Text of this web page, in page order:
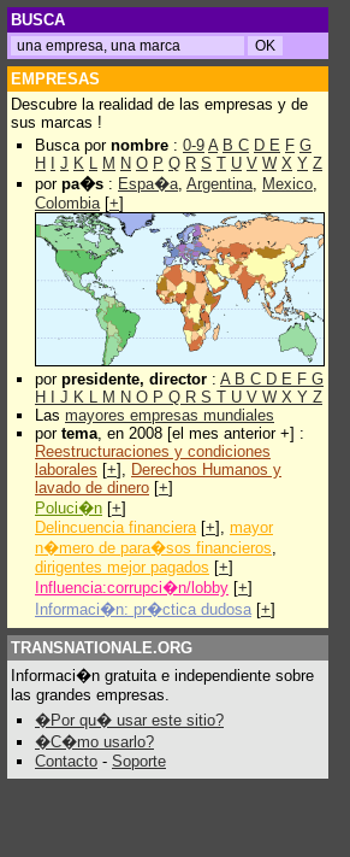
BUSCA
EMPRESAS
Descubre la realidad de las empresas y de
sus marcas !
Busca por nombre : 0-9 A B C D E F G
H
J K L M N O P Q R S T U V W X Y Z
por pa�s : Espa�a, Argentina, Mexico,
Colombia[+]
por presidente, director : A B C D E F G
H
J K L M N O P Q R S T U V W X Y Z
Las mayores empresas mundiales
por tema, en 2008 [el mes anterior +] :
Reestructuraciones y condiciones
laborales [+], Derechos Humanos y
lavado de dinero [+]
Poluci�n [+]
Delincuencia financiera[+], mayor
n�mero de para�sos financieros,
dirigentes mejor pagados [+]
Influencia:corrupci�n/lobby [+]
Informaci�n: pr�ctica dudosa [+]
TRANSNATIONALE.ORG
Informaci�n gratuita e independiente sobre
las grandes empresas.
�Por qu� usar este sitio?
�C�mo usarlo?
Contacto - Soporte